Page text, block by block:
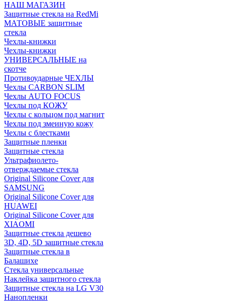
НАШ МАГАЗИН
Защитные стекла на RedMi
МАТОВЫЕ защитные
стекла
Чехлы-книжки
Чехлы-книжки
УНИВЕРСАЛЬНЫЕ на
скотче
Противоударные ЧЕХЛЫ
Чехлы CARBON SLIM
Чехлы AUTO FOCUS
Чехлы под КОЖУ
Чехлы с кольцом под магнит
Чехлы под змеиную кожу
Чехлы с блестками
Защитные пленки
Защитные стекла
Ультрафиолето-
отверждаемые стекла
Original Silicone Cover для
SAMSUNG
Original Silicone Cover для
HUAWEI
Original Silicone Cover для
XIAOMI
Защитные стекла дешево
3D, 4D, 5D защитные стекла
Защитные стекла в
Балашихе
Стекла универсальные
Наклейка защитного стекла
Защитные стекла на LG V30
Нанопленки